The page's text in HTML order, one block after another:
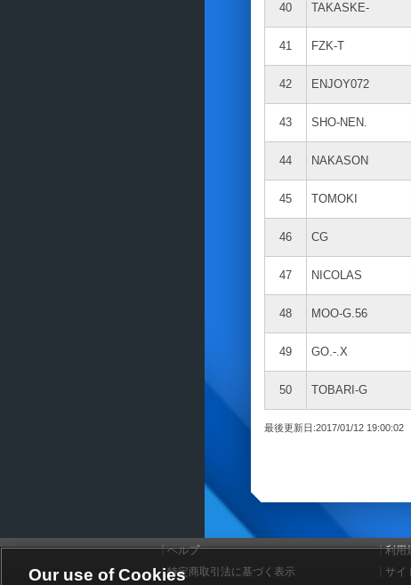
40 TAKASKE-
41 FZK-T
42 ENJOY072
43 SHO-NEN.
44 NAKASON
45 TOMOKI
46 CG
47 NICOLAS
48 MOO-G.56
49 GO.-.X
50 TOBARI-G
最後更新日:2017/01/12 19:00:02
ヘルプ 利用
特定商取引法に基づく表示
サイ
Our use of Cookies